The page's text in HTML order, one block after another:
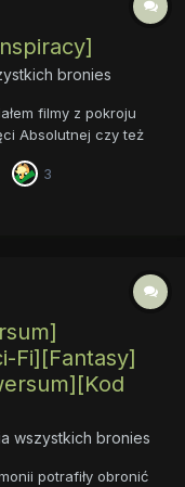
bronies
filmy z pokroju
Absolutnej czy też
służba
czasu n...
3
Fi][Fantasy]
wszystkich bronies
potrafiły obronić